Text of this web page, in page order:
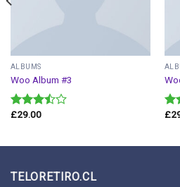
ALBUMS
Woo Album #3
Valorado
£29.00 £
TELORETIRO.CL